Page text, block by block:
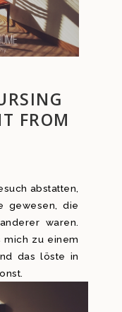
FROM
abstatten,
gewesen, die
waren.
mich zu einem
das löste in